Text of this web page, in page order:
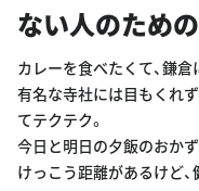
ない人のため
カレーを食べたくて、鎌倉
有名な寺社には目もくれ
てテクテク。
今日と明日の夕飯のおか
けっこう距離があるけど